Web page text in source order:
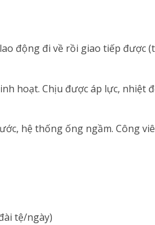
động đi về rồi giao tiếp
hoạt. Chịu được áp lực, nhiệt
hệ thống ống ngầm. Công
tệ/ngày)